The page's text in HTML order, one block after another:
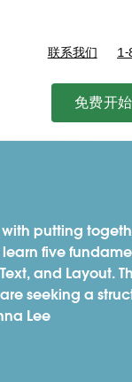
联系我们
免费开始
putting
learn five
and Layout.
seeking a
Lee